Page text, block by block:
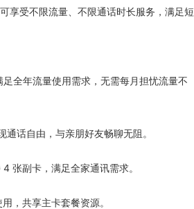
享受不限流量、不限通话时长服务，满足短
全年流量使用需求，无需每月担忧流量不
话自由，与亲朋好友畅聊无阻。
张副卡，满足全家通讯需求。
，共享主卡套餐资源。